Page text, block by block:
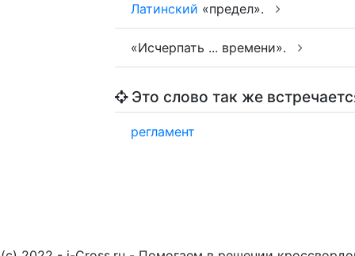
Латинский «предел».
«Исчерпать ... времени».
Это слово так же
регламент